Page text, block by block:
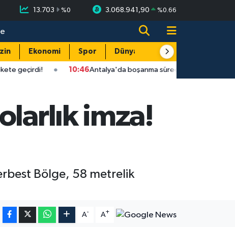
13.703 %0 3.068.941,90 %0.66
Ekonomi Spor Dünya Resmi Reklamlar
10:46Antalya'da boşanma sürecinde eşyaları götüren eşe
imza!
Bölge, 58 metrelik
A- A+